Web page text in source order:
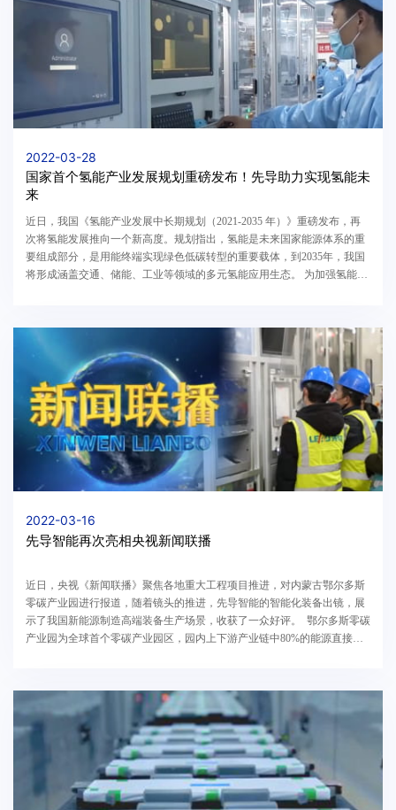
2022-03-28
国家首个氢能产业发展规划重磅发布！先导助力实现氢能未
来
近日，我国《氢能产业发展中长期规划（2021-2035 年）》重磅发布，再
次将氢能发展推向一个新高度。规划指出，氢能是未来国家能源体系的重
要组成部分，是用能终端实现绿色低碳转型的重要载体，到2035年，我国
将形成涵盖交通、储能、工业等领域的多元氢能应用生态。 为加强氢能产
2022-03-16
先导智能再次亮相央视新闻联播
近日，央视《新闻联播》聚焦各地重大工程项目推进，对内蒙古鄂尔多斯
零碳产业园进行报道，随着镜头的推进，先导智能的智能化装备出镜，展
示了我国新能源制造高端装备生产场景，收获了一众好评。 鄂尔多斯零碳
产业园为全球首个零碳产业园区，园内上下游产业链中80%的能源直接来